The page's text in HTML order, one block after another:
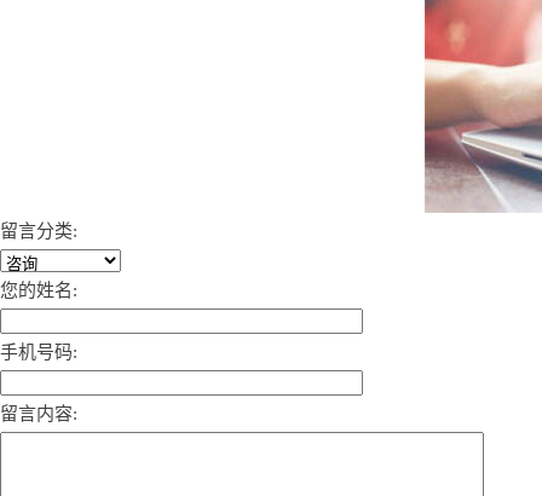
留言分类:
您的姓名:
手机号码:
留言内容: